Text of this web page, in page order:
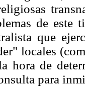
de este
que
locales
hora de
para